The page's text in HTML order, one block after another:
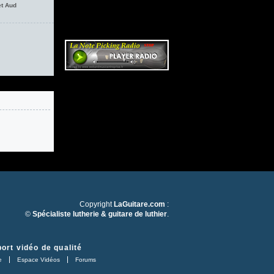
Aud
Copyright LaGuitare.com :
© Spécialiste lutherie & guitare de luthier.
vidéo de qualité
Espace Vidéos Forums